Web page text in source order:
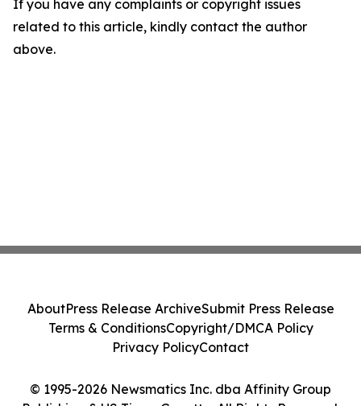
If you have any complaints or copyright issues
related to this article, kindly contact the author
above.
© 1995-2026 Newsmatics Inc. dba Affinity Group
AboutPress Release ArchiveSubmit Press Release
Terms & ConditionsCopyright/DMCA Policy
Privacy PolicyContact